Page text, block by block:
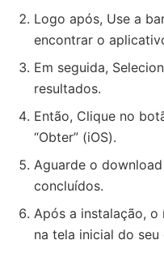
Logo após, Use a
encontrar o
Em seguida,
resultados.
Então, Clique no
“Obter” (iOS).
Aguarde o
concluídos.
Após a instalação,
na tela inicial do